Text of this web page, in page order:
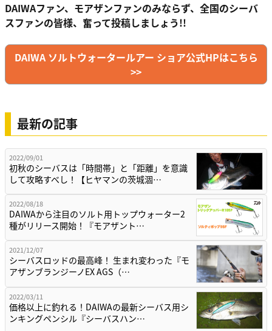
DAIWAファン、モアザンファンのみならず、全国のシーバ
スファンの皆様、奮って投稿しましょう!!
DAIWA ソルトウォータールアー ショア公式HPはこちら
>>
最新の記事
2022/09/01
初秋のシーバスは「時間帯」と「距離」を意識
して攻略すべし！【ヒヤマンの茨城涸…
2022/08/18
DAIWAから注目のソルト用トップウォーター2
種がリリース開始！『モアザント…
2021/12/07
シーバスロッドの最高峰！ 生まれ変わった『モ
アザンブランジーノEX AGS（…
2022/03/11
価格以上に釣れる！DAIWAの最新シーバス用シ
ンキングペンシル『シーバスハン…